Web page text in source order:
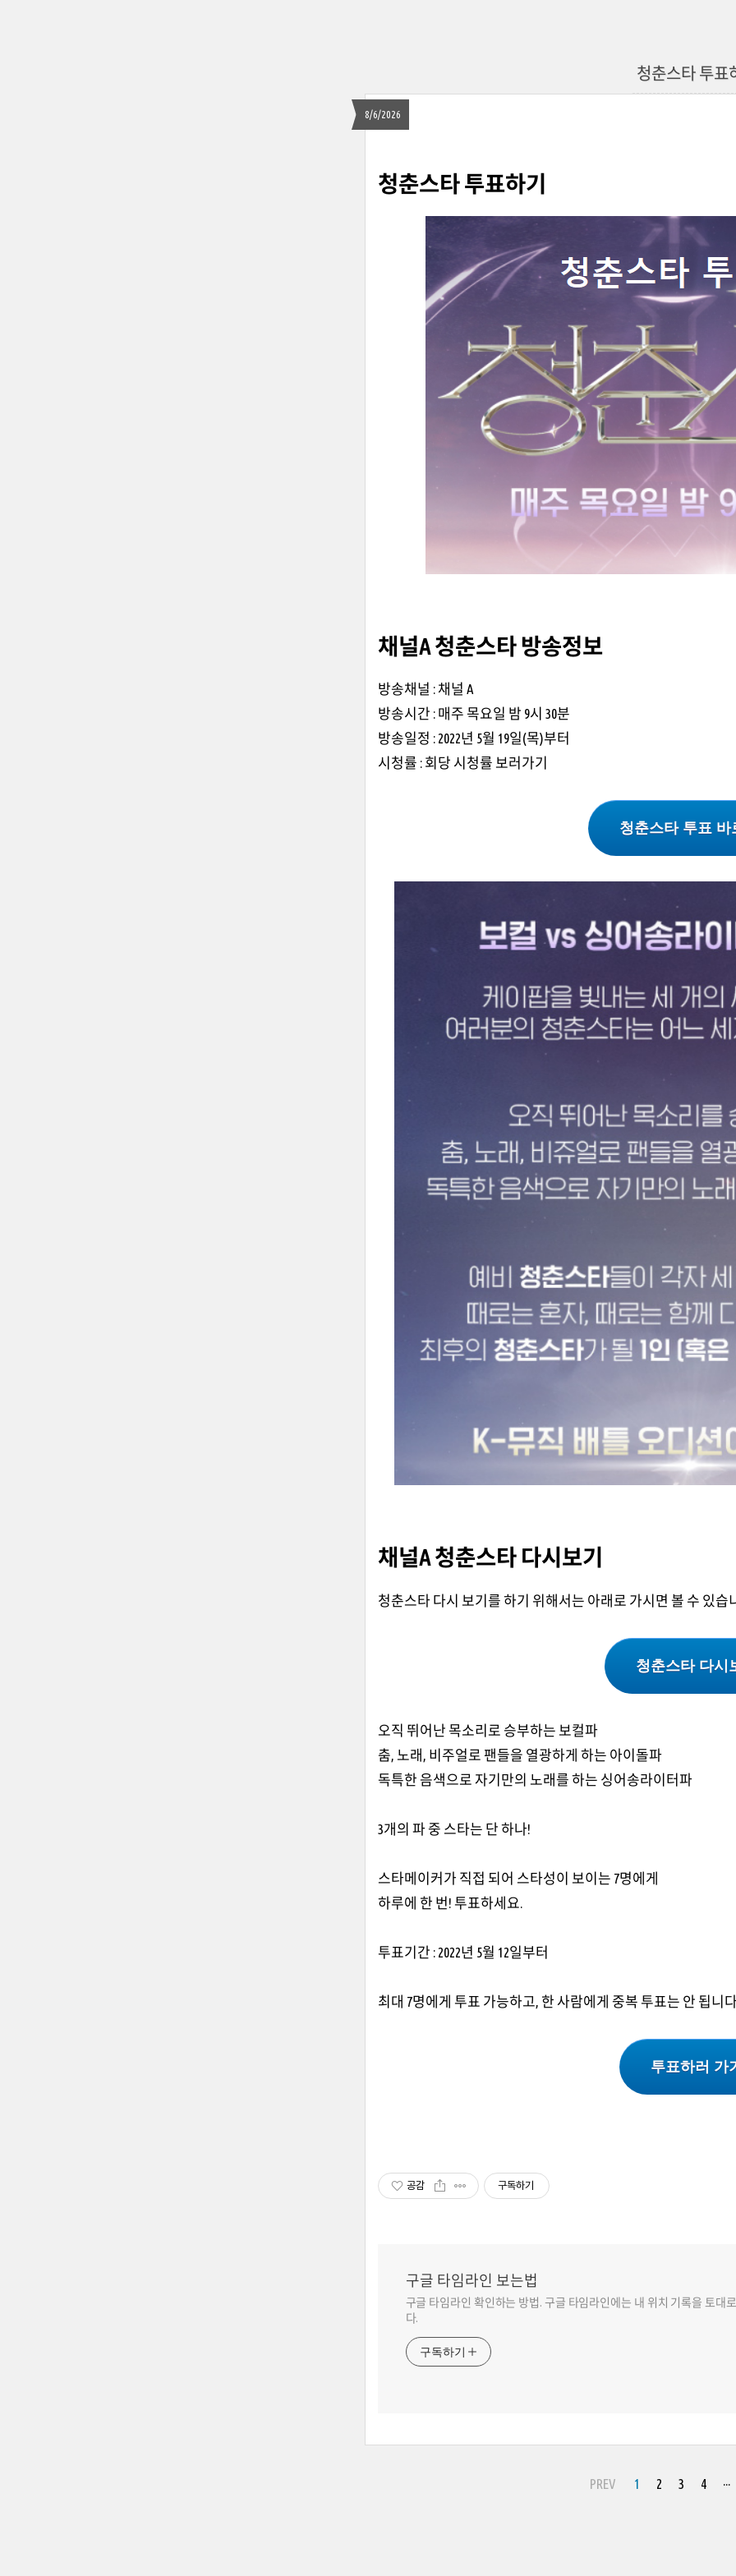
청춘스타 투표
8/6/2026
청춘스타 투표하기
채널A 청춘스타 방송정보
방송채널 : 채널 A
방송시간 : 매주 목요일 밤 9시 30분
방송일정 : 2022년 5월 19일(목)부터
시청률 : 회당 시청률 보러가기
청춘스타 투표 바
채널A 청춘스타 다시보기
청춘스타 다시 보기를 하기 위해서는 아래로 가시면 볼 수 있습
청춘스타 다시
오직 뛰어난 목소리로 승부하는 보컬파
춤, 노래, 비주얼로 팬들을 열광하게 하는 아이돌파
독특한 음색으로 자기만의 노래를 하는 싱어송라이터파
3개의 파 중 스타는 단 하나!
스타메이커가 직접 되어 스타성이 보이는 7명에게
하루에 한 번! 투표하세요.
투표기간 : 2022년 5월 12일부터
최대 7명에게 투표 가능하고, 한 사람에게 중복 투표는 안 됩니
투표하러 가
공감 구독하기
구글 타임라인 보는법
구글 타임라인 확인하는 방법. 구글 타임라인에는 내 위치 기록을 토대
다.
구독하기
PREV 1 2 3 4 ···